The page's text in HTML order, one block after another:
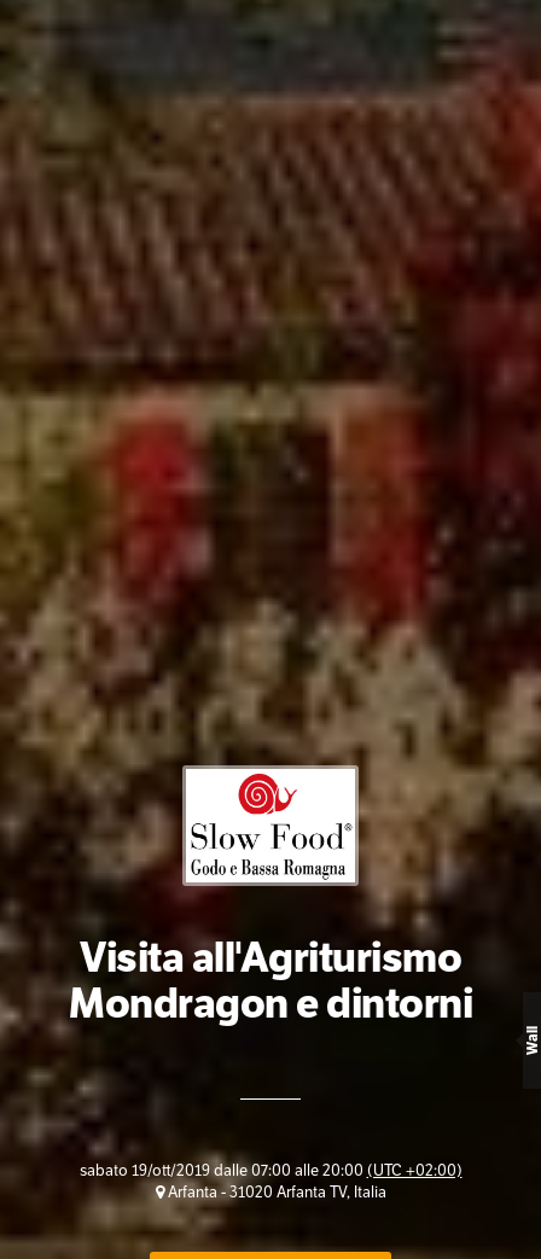
Visita all'Agriturismo
Mondragon e dintorni
sabato 19/ott/2019 dalle 07:00 alle 20:00 (UTC +02:00)
Arfanta - 31020 Arfanta TV, Italia
Wall